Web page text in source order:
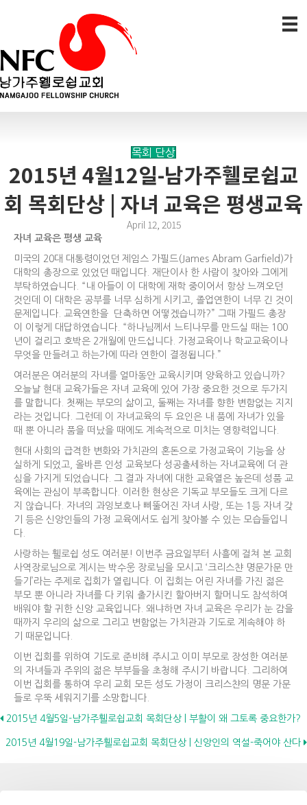
목회 단상
2015년 4월12일-남가주휄로쉽교
회 목회단상 | 자녀 교육은 평생교육
April 12, 2015
자녀 교육은 평생 교육
미국의 20대 대통령이었던 제임스 가필드(James Abram Garfield)가
대학의 총장으로 있었던 때입니다. 재단이사 한 사람이 찾아와 그에게
부탁하였습니다. “내 아들이 이 대학에 재학 중이어서 항상 느껴오던
것인데 이 대학은 공부를 너무 심하게 시키고, 졸업연한이 너무 긴 것이
문제입니다. 교육연한을 단축하면 어떻겠습니까?” 그때 가필드 총장
이 이렇게 대답하였습니다. “하나님께서 느티나무를 만드실 때는 100
년이 걸리고 호박은 2개월에 만드십니다. 가정교육이나 학교교육이나
무엇을 만들려고 하는가에 따라 연한이 결정됩니다.”
여러분은 여러분의 자녀를 얼마동안 교육시키며 양육하고 있습니까?
오늘날 현대 교육가들은 자녀 교육에 있어 가장 중요한 것으로 두가지
를 말합니다. 첫째는 부모의 삶이고, 둘째는 자녀를 향한 변함없는 지지
라는 것입니다. 그런데 이 자녀교육의 두 요인은 내 품에 자녀가 있을
때 뿐 아니라 품을 떠났을 때에도 계속적으로 미치는 영향력입니다.
현대 사회의 급격한 변화와 가치관의 혼돈으로 가정교육이 기능을 상
실하게 되었고, 올바른 인성 교육보다 성공출세하는 자녀교육에 더 관
심을 가지게 되었습니다. 그 결과 자녀에 대한 교육열은 높은데 성품 교
육에는 관심이 부족합니다. 이러한 현상은 기독교 부모들도 크게 다르
지 않습니다. 자녀의 과잉보호나 삐뚤어진 자녀 사랑, 또는 1등 자녀 갖
기 등은 신앙인들의 가정 교육에서도 쉽게 찾아볼 수 있는 모습들입니
다.
사랑하는 휄로쉽 성도 여러분! 이번주 금요일부터 사흘에 걸쳐 본 교회
사역장로님으로 계시는 박수웅 장로님을 모시고 ‘크리스챤 명문가문 만
들기’라는 주제로 집회가 열립니다. 이 집회는 어린 자녀를 가진 젊은
부모 뿐 아니라 자녀를 다 키워 출가시킨 할아버지 할머니도 참석하여
배워야 할 귀한 신앙 교육입니다. 왜냐하면 자녀 교육은 우리가 눈 감을
때까지 우리의 삶으로 그리고 변함없는 가치관과 기도로 계속해야 하
기 때문입니다.
이번 집회를 위하여 기도로 준비해 주시고 이미 부모로 장성한 여러분
의 자녀들과 주위의 젊은 부부들을 초청해 주시기 바랍니다. 그리하여
이번 집회를 통하여 우리 교회 모든 성도 가정이 크리스챤의 명문 가문
들로 우뚝 세워지기를 소망합니다.
Posts
navigation
2015년 4월5일-남가주휄로쉽교회 목회단상 | 부활이 왜 그토록 중요한가?
2015년 4월19일-남가주휄로쉽교회 목회단상 | 신앙인의 역설-죽어야 산다